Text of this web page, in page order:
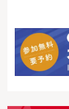
下のとおりです
もし利回り3.3％
0万円を超えてし
える場合は、超
することになる
毎月5万円を積み
は、以下のとお
てNISAと同様の
で最大120万円/
資枠」で最大240
利用枠を併用で
可能となります
般NISAで5年、つ
益が大きくなる
やポイント還元
ブサイトにてご
上のマイページへ
い、住所変更や
など、「操作方
合は、楽天証券
や電話で手続き
※預金保険制度
金等（一般預金
融機関ごとに合
綻日までの利息
る部分は、破綻
元本が保証され
と、NISAに興味
24年1月から
買っています。
よくわからない
いかわからない
したいと思いま